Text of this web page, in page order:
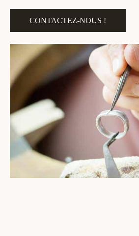
CONTACTEZ-NOUS !